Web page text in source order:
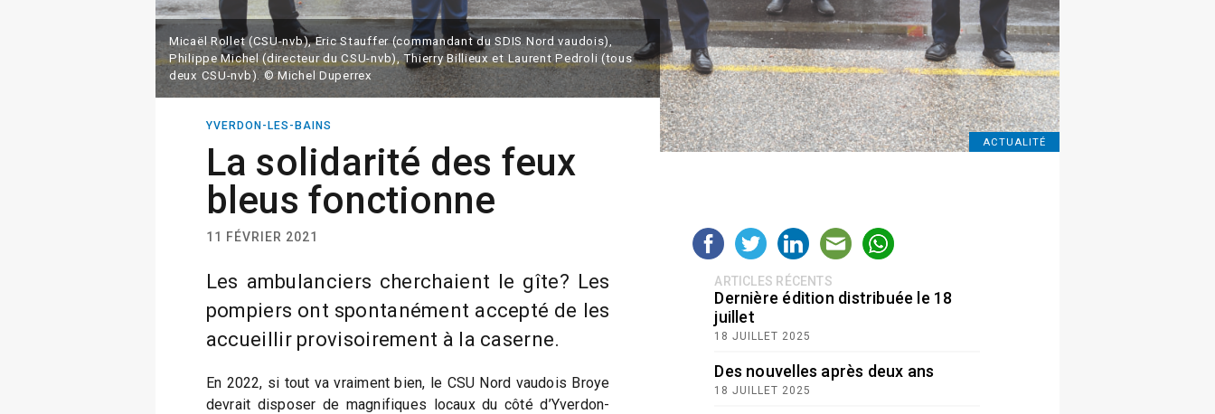
ACTUALITÉ
Micaël Rollet (CSU-nvb), Eric Stauffer (commandant du SDIS Nord vaudois),
Philippe Michel (directeur du CSU-nvb), Thierry Billieux et Laurent Pedroli (tous
deux CSU-nvb). © Michel Duperrex
YVERDON-LES-BAINS
La solidarité des feux
bleus fonctionne
11 FÉVRIER 2021
Les ambulanciers cherchaient le gîte? Les
pompiers ont spontanément accepté de les
accueillir provisoirement à la caserne.
En 2022, si tout va vraiment bien, le CSU Nord vaudois Broye
devrait disposer de magnifiques locaux du côté d’Yverdon-
ARTICLES RÉCENTS
Dernière édition distribuée le 18
juillet
18 JUILLET 2025
Des nouvelles après deux ans
18 JUILLET 2025